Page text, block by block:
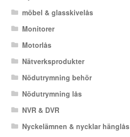
möbel & glasskivelås
Monitorer
Motorlås
Nätverksprodukter
Nödutrymning behör
Nödutrymning lås
NVR & DVR
Nyckelämnen & nycklar hänglås